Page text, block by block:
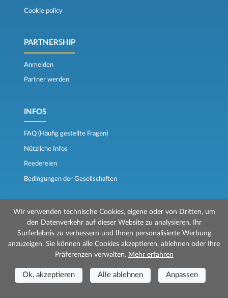
Cookie policy
PARTNERSHIP
Anmelden
Partner werden
INFOS
FAQ (Häufig gestellte Fragen)
Nützliche Infos
Reedereien
Bedingungen der Gesellschaften
FOLGEN SIE UNS
Beurteilungen
Der Fährkompass
Wir verwenden technische Cookies, eigene oder von Dritten, um
den Datenverkehr auf dieser Website zu analysieren, Ihr
Surferlebnis zu verbessern und Ihnen personalisierte Werbung
anzuzeigen. Sie können alle Cookies akzeptieren, ablehnen oder Ihre
Präferenzen verwalten. Mehr erfahren
Ok, akzeptieren Alle ablehnen Anpassen